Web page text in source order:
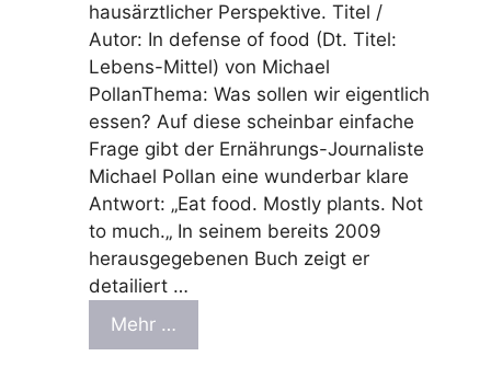
hausärztlicher Perspektive. Titel /
Autor: In defense of food (Dt. Titel:
Lebens-Mittel) von Michael
PollanThema: Was sollen wir eigentlich
essen? Auf diese scheinbar einfache
Frage gibt der Ernährungs-Journaliste
Michael Pollan eine wunderbar klare
Antwort: „Eat food. Mostly plants. Not
to much.„ In seinem bereits 2009
herausgegebenen Buch zeigt er
detailiert …
Mehr …